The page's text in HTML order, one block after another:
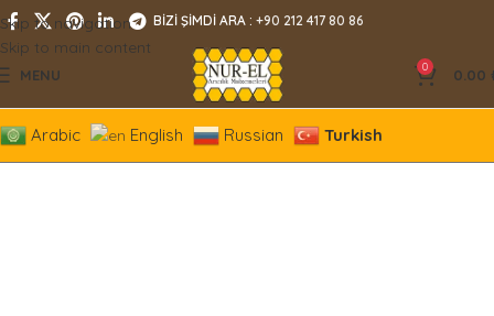
Skip to navigation
Skip to main content
BİZİ ŞİMDİ ARA :+90 212 417 80 86
MENU 0 0.00
Arabic English Russian Turkish